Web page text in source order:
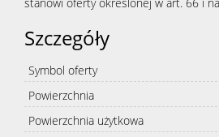
stanowi oferty określonej w art. 66 i
Szczegóły
Symbol oferty
Powierzchnia
Powierzchnia użytkowa